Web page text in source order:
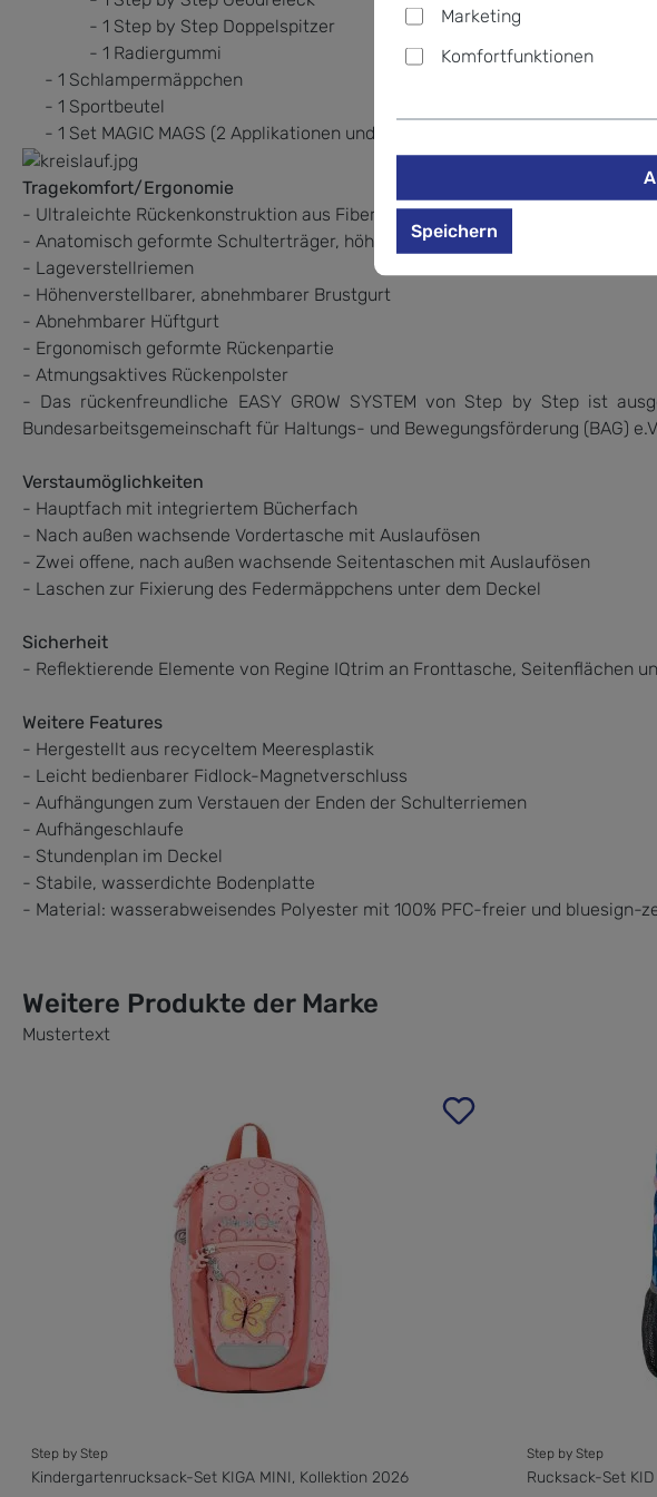
- 1 Step by Step Doppelspitzer
- 1 Radiergummi
- 1 Schlampermäppchen
- 1 Sportbeutel
- 1 Set MAGIC MAGS (2 Applikationen und 1 Anhänger)
Tragekomfort/Ergonomie
- Ultraleichte Rückenkonstruktion aus Fiberglas
- Anatomisch geformte Schulterträger, höhenverstellbar (EASY GROW SYSTEM)
- Lageverstellriemen
- Höhenverstellbarer, abnehmbarer Brustgurt
- Abnehmbarer Hüftgurt
- Ergonomisch geformte Rückenpartie
- Atmungsaktives Rückenpolster
- Das rückenfreundliche EASY GROW SYSTEM von Step by Step ist
Bundesarbeitsgemeinschaft für Haltungs- und Bewegungsförderung (BAG)
Verstaumöglichkeiten
- Hauptfach mit integriertem Bücherfach
- Nach außen wachsende Vordertasche mit Auslaufösen
- Zwei offene, nach außen wachsende Seitentaschen mit Auslaufösen
- Laschen zur Fixierung des Federmäppchens unter dem Deckel
Sicherheit
- Reflektierende Elemente von Regine IQtrim an Fronttasche, Seitenflächen
Weitere Features
- Hergestellt aus recyceltem Meeresplastik
- Leicht bedienbarer Fidlock-Magnetverschluss
- Aufhängungen zum Verstauen der Enden der Schulterriemen
- Aufhängeschlaufe
- Stundenplan im Deckel
- Stabile, wasserdichte Bodenplatte
- Material: wasserabweisendes Polyester mit 100% PFC-freier und
Weitere Produkte der Marke
Mustertext
Step by Step
Kindergartenrucksack-Set KIGA MINI, Kollektion 2026
Step by Step
Marketing
Komfortfunktionen
Speichern